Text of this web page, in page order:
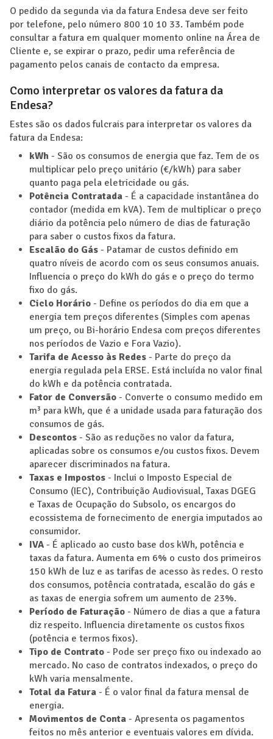
O pedido da segunda via da fatura Endesa deve ser feito
por telefone, pelo número 800 10 10 33. Também pode
consultar a fatura em qualquer momento online na Área de
Cliente e, se expirar o prazo, pedir uma referência de
pagamento pelos canais de contacto da empresa.
Como interpretar os valores da fatura da
Endesa?
Estes são os dados fulcrais para interpretar os valores da
fatura da Endesa:
kWh - São os consumos de energia que faz. Tem de os
multiplicar pelo preço unitário (€/kWh) para saber
quanto paga pela eletricidade ou gás.
Potência Contratada - É a capacidade instantânea do
contador (medida em kVA). Tem de multiplicar o preço
diário da potência pelo número de dias de faturação
para saber o custos fixos da fatura.
Escalão do Gás - Patamar de custos definido em
quatro níveis de acordo com os seus consumos anuais.
Influencia o preço do kWh do gás e o preço do termo
fixo do gás.
Ciclo Horário - Define os períodos do dia em que a
energia tem preços diferentes (Simples com apenas
um preço, ou Bi-horário Endesa com preços diferentes
nos períodos de Vazio e Fora Vazio).
Tarifa de Acesso às Redes - Parte do preço da
energia regulada pela ERSE. Está incluída no valor final
do kWh e da potência contratada.
Fator de Conversão - Converte o consumo medido em
m³ para kWh, que é a unidade usada para faturação dos
consumos de gás.
Descontos - São as reduções no valor da fatura,
aplicadas sobre os consumos e/ou custos fixos. Devem
aparecer discriminados na fatura.
Taxas e Impostos - Inclui o Imposto Especial de
Consumo (IEC), Contribuição Audiovisual, Taxas DGEG
e Taxas de Ocupação do Subsolo, os encargos do
ecossistema de fornecimento de energia imputados ao
consumidor.
IVA - É aplicado ao custo base dos kWh, potência e
taxas da fatura. Aumenta em 6% o custo dos primeiros
150 kWh de luz e as tarifas de acesso às redes. O resto
dos consumos, potência contratada, escalão do gás e
as taxas de energia sofrem um aumento de 23%.
Período de Faturação - Número de dias a que a fatura
diz respeito. Influencia diretamente os custos fixos
(potência e termos fixos).
Tipo de Contrato - Pode ser preço fixo ou indexado ao
mercado. No caso de contratos indexados, o preço do
kWh varia mensalmente.
Total da Fatura - É o valor final da fatura mensal de
energia.
Movimentos de Conta - Apresenta os pagamentos
feitos no mês anterior e eventuais valores em dívida.